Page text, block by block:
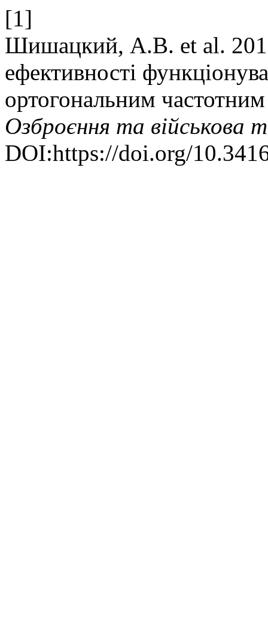
[1]
Шишацкий, А.В. et al.
ефективності
ортогональним
Озброєння та військова
DOI:https://doi.org/